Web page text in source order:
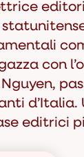
di Neri Pozza
con
editrici